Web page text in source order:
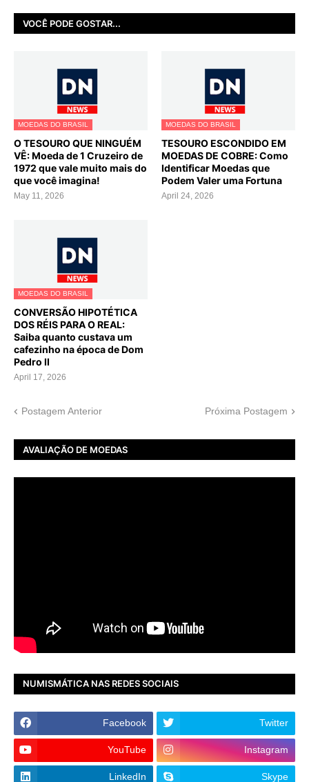
VOCÊ PODE GOSTAR...
MOEDAS DO BRASIL
O TESOURO QUE NINGUÉM
VÊ: Moeda de 1 Cruzeiro de
1972 que vale muito mais do
que você imagina!
May 11, 2026
MOEDAS DO BRASIL
TESOURO ESCONDIDO EM
MOEDAS DE COBRE: Como
Identificar Moedas que
Podem Valer uma Fortuna
April 24, 2026
MOEDAS DO BRASIL
CONVERSÃO HIPOTÉTICA
DOS RÉIS PARA O REAL:
Saiba quanto custava um
cafezinho na época de Dom
Pedro II
April 17, 2026
Postagem Anterior Próxima Postagem
AVALIAÇÃO DE MOEDAS
NUMISMÁTICA NAS REDES SOCIAIS
Facebook Twitter
YouTube Instagram
LinkedIn Skype